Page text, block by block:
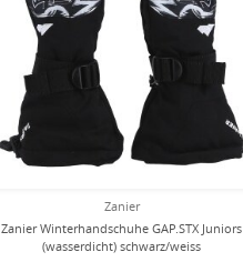
Zanier
Zanier Winterhandschuhe GAP.STX Juniors
(wasserdicht) schwarz/weiss